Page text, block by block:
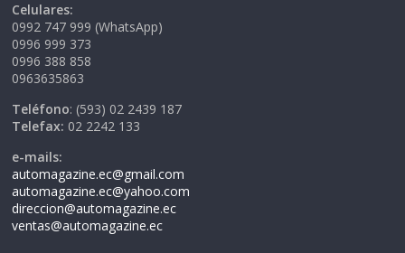
Celulares:
0992 747 999 (WhatsApp)
0996 999 373
0996 388 858
0963635863
Teléfono: (593) 02 2439 187
Telefax: 02 2242 133
e-mails:
automagazine.ec@gmail.com
automagazine.ec@yahoo.com
direccion@automagazine.ec
ventas@automagazine.ec